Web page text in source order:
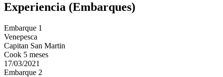
Experiencia (Embarques)
Embarque 1
Venepesca
Capitan San Martin
Cook 5 meses
17/03/2021
Embarque 2